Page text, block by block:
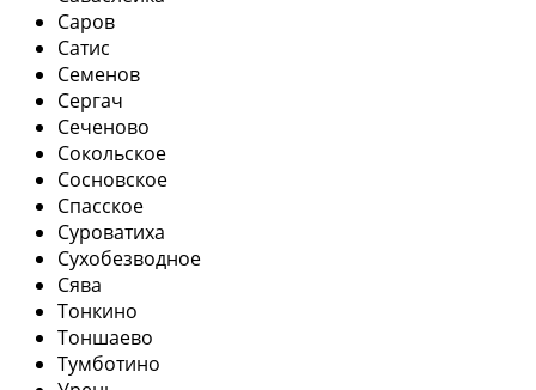
Саров
Сатис
Семенов
Сергач
Сеченово
Сокольское
Сосновское
Спасское
Суроватиха
Сухобезводное
Сява
Тонкино
Тоншаево
Тумботино